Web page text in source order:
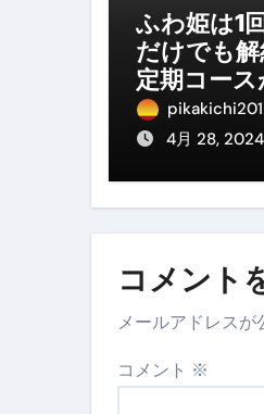
【
電
補
失
失
「
ふわ姫は1
だけでも
定期コース
4月 28, 2024
コメント
メールアドレスが
コメント ※